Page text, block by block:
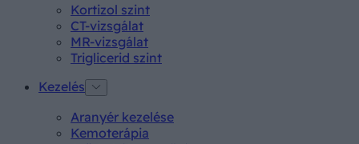
Kortizol szint
CT-vizsgálat
MR-vizsgálat
Triglicerid szint
Kezelés
Aranyér kezelése
Kemoterápia